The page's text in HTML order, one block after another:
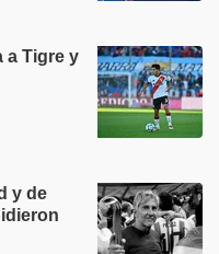
a Tigre y
y de